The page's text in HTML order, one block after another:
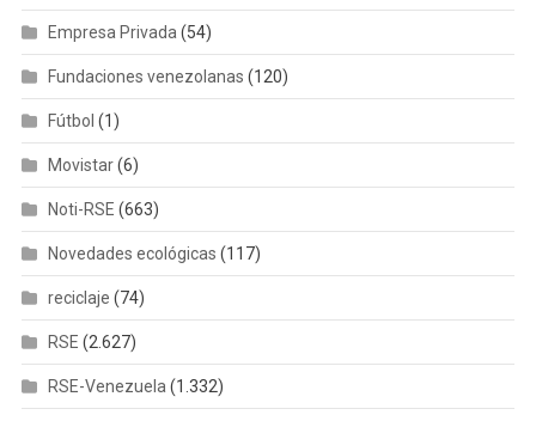
Empresa Privada(54)
Fundaciones venezolanas (120)
Fútbol (1)
Movistar(6)
Noti-RSE (663)
Novedades ecológicas (117)
reciclaje (74)
RSE (2.627)
RSE-Venezuela(1.332)